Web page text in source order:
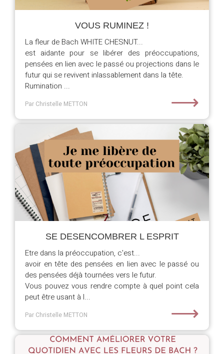
VOUS RUMINEZ !
La fleur de Bach WHITE CHESNUT...
est aidante pour se libérer des préoccupations,
pensées en lien avec le passé ou projections dans le
futur qui se revivent inlassablement dans la tête.
Rumination ...
Par Christelle METTON ⟶
SE DESENCOMBRER L ESPRIT
Etre dans la préoccupation, c'est...
avoir en tête des pensées en lien avec le passé ou
des pensées déjà tournées vers le futur.
Vous pouvez vous rendre compte à quel point cela
peut être usant à l...
Par Christelle METTON ⟶